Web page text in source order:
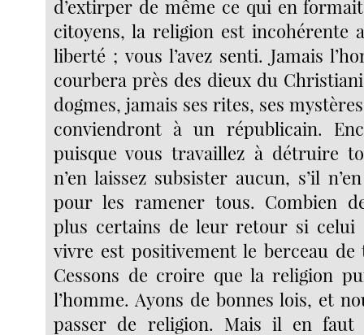
d’extirper de même ce qui en
citoyens, la religion est incohérente
liberté ; vous l’avez senti. Jamais
courbera près des dieux du
dogmes, jamais ses rites, ses
conviendront à un républicain.
puisque vous travaillez à détruire
n’en laissez subsister aucun, s’il
pour les ramener tous. Combien
plus certains de leur retour si celui
vivre est positivement le berceau
Cessons de croire que la religion
l’homme. Ayons de bonnes lois, et
passer de religion. Mais il en faut